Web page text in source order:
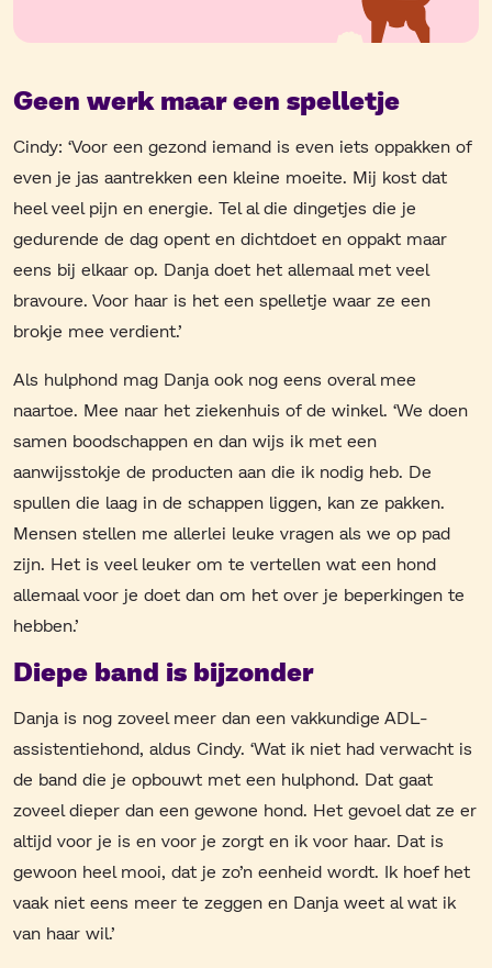
Geen werk maar een spelletje
Cindy: ‘Voor een gezond iemand is even iets oppakken of
even je jas aantrekken een kleine moeite. Mij kost dat
heel veel pijn en energie. Tel al die dingetjes die je
gedurende de dag opent en dichtdoet en oppakt maar
eens bij elkaar op. Danja doet het allemaal met veel
bravoure. Voor haar is het een spelletje waar ze een
brokje mee verdient.’
Als hulphond mag Danja ook nog eens overal mee
naartoe. Mee naar het ziekenhuis of de winkel. ‘We doen
samen boodschappen en dan wijs ik met een
aanwijsstokje de producten aan die ik nodig heb. De
spullen die laag in de schappen liggen, kan ze pakken.
Mensen stellen me allerlei leuke vragen als we op pad
zijn. Het is veel leuker om te vertellen wat een hond
allemaal voor je doet dan om het over je beperkingen te
hebben.’
Diepe band is bijzonder
Danja is nog zoveel meer dan een vakkundige ADL-
assistentiehond, aldus Cindy. ‘Wat ik niet had verwacht is
de band die je opbouwt met een hulphond. Dat gaat
zoveel dieper dan een gewone hond. Het gevoel dat ze er
altijd voor je is en voor je zorgt en ik voor haar. Dat is
gewoon heel mooi, dat je zo’n eenheid wordt. Ik hoef het
vaak niet eens meer te zeggen en Danja weet al wat ik
van haar wil.’